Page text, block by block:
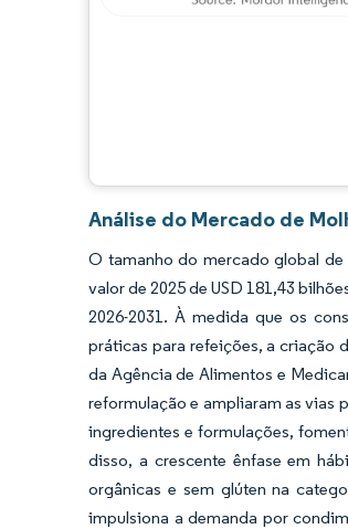
Análise do Mercado de
O tamanho do mercado global
valor de 2025 de USD 181,43
2026-2031. À medida que os
práticas para refeições, a criação
da Agência de Alimentos e
reformulação e ampliaram as vias
ingredientes e formulações,
disso, a crescente ênfase em
orgânicas e sem glúten na
impulsiona a demanda por